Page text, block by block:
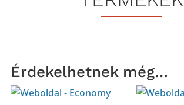
Érdekelhetnek még…